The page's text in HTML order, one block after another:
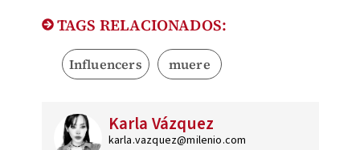
TAGS RELACIONADOS:
Influencers muere
Karla Vázquez
karla.vazquez@milenio.com